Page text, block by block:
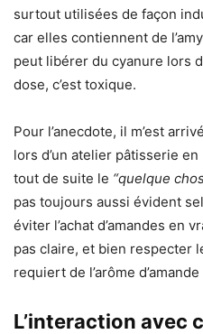
surtout utilisées de façon
car elles contiennent de
peut libérer du cyanure lors
dose, c’est toxique.
Pour l’anecdote, il m’est
lors d’un atelier pâtisserie
tout de suite le “quelque
pas toujours aussi évident
éviter l’achat d’amandes en
pas claire, et bien respecter
requiert de l’arôme
L’interaction avec